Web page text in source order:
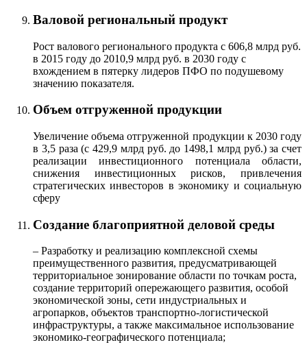
Валовой региональный продукт
Рост валового регионального продукта с 606,8 млрд руб.
в 2015 году до 2010,9 млрд руб. в 2030 году с
вхождением в пятерку лидеров ПФО по подушевому
значению показателя.
Объем отгруженной продукции
Увеличение объема отгруженной продукции к 2030 году
в 3,5 раза (с 429,9 млрд руб. до 1498,1 млрд руб.) за счет
реализации инвестиционного потенциала области,
снижения инвестиционных рисков, привлечения
стратегических инвесторов в экономику и социальную
сферу
Создание благоприятной деловой среды
– Разработку и реализацию комплексной схемы
преимущественного развития, предусматривающей
территориальное зонирование области по точкам роста,
создание территорий опережающего развития, особой
экономической зоны, сети индустриальных и
агропарков, объектов транспортно-логистической
инфраструктуры, а также максимальное использование
экономико-географического потенциала;